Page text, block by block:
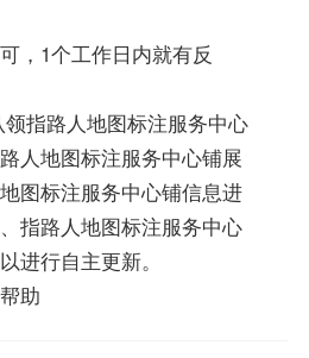
，1个工作日内就有反
指路人地图标注服务中心
人地图标注服务中心铺展
图标注服务中心铺信息进
指路人地图标注服务中心
进行自主更新。
助